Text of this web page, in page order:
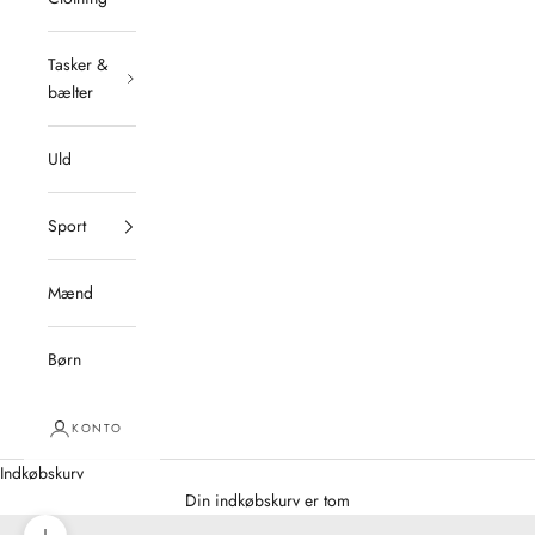
Tasker &
bælter
Uld
Sport
Mænd
Børn
KONTO
Indkøbskurv
Din indkøbskurv er tom